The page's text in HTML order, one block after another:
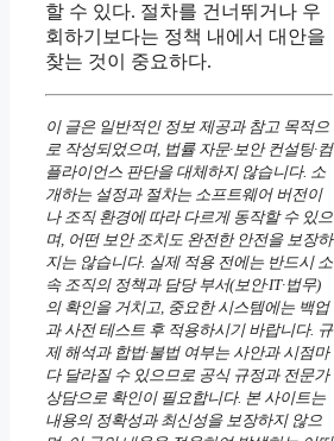
할 수 있다. 절차를 건너뛰거나 우
회하기보다는 정책 내에서 대안을
찾는 것이 중요하다.
이 글은 일반적인 정보 제공과 참고 목적으
로 작성되었으며, 법률 자문·보안 컨설팅·컴
플라이언스 판단을 대체하지 않습니다. 소
개하는 설정과 절차는 소프트웨어 버전이
나 조직 환경에 따라 다르게 동작할 수 있으
며, 어떤 보안 조치도 완전한 안전을 보장하
지는 않습니다. 실제 적용 전에는 반드시 소
속 조직의 정책과 담당 부서(보안·IT·법무)
의 확인을 거치고, 중요한 시스템에는 백업
과 사전 테스트 후 적용하시기 바랍니다. 규
제 해석과 합법·불법 여부는 사안과 시점마
다 달라질 수 있으므로 공식 규정과 전문가
상담으로 확인이 필요합니다. 본 사이트는
내용의 정확성과 최신성을 보장하지 않으